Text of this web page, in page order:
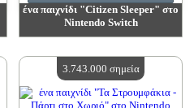
ένα παιχνίδι "Citizen Sleeper" στο
Nintendo Switch
Διαθέσιμη ποσότητα:4
3.743.000 σημεία